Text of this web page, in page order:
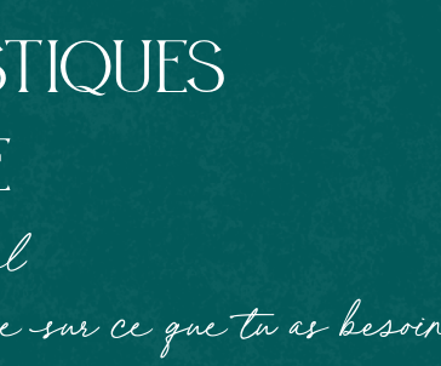
ce que tu as